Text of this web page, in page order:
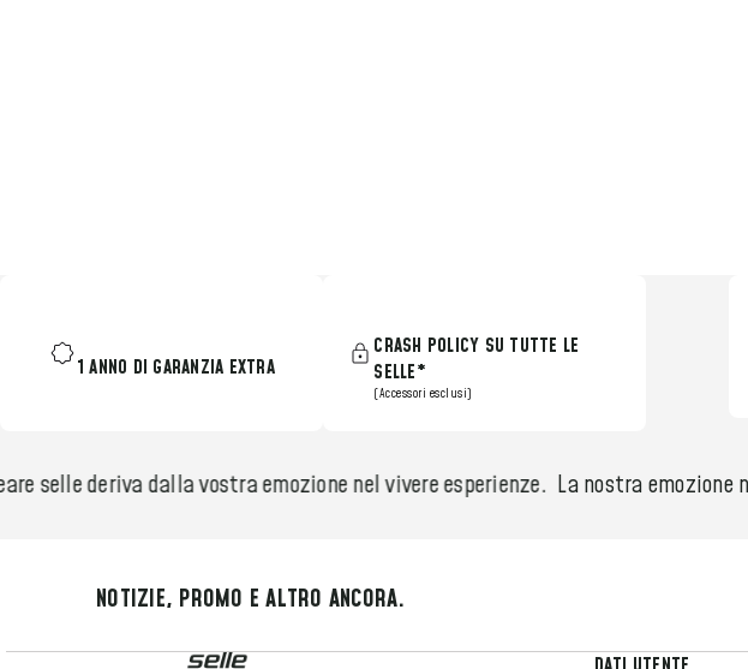
1 ANNO DI GARANZIA EXTRA
CRASH POLICY SU TUTTE LE
SELLE*
(Accessori esclusi)
selle deriva dalla vostra emozione nel vivere esperienze.La nostra emozione
NOTIZIE, PROMO E ALTRO ANCORA.